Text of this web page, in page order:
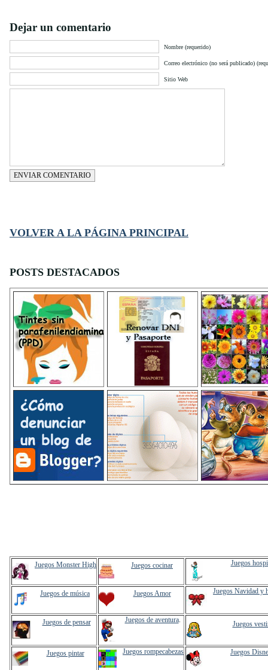
Dejar un comentario
Nombre (requerido)
Correo electrónico (no será publicado)
Sitio Web
ENVIAR COMENTARIO
VOLVER A LA PÁGINA PRINCIPAL
POSTS DESTACADOS
Juegos Monster High Juegos cocinar Juegos
Juegos de música Juegos Amor Juegos Navidad y
Juegos de pensar Juegos de aventura. Juegos
Juegos pintar Juegos rompecabezas Juegos